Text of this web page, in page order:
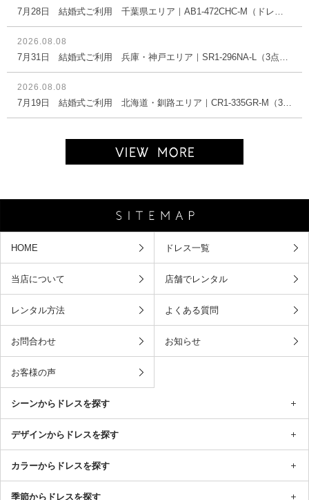
2026.08.08
2026.08.08
HOME ドレス一覧
当店について 店舗でレンタル
レンタル方法 よくある質問
お問合わせ お知らせ
お客様の声
シーンからドレスを探す
デザインからドレスを探す
カラーからドレスを探す
季節からドレスを探す